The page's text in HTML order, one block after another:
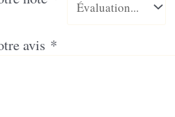
avis *